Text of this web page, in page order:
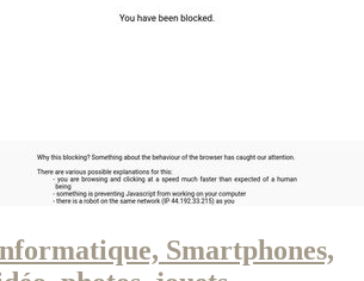
Smartphones,